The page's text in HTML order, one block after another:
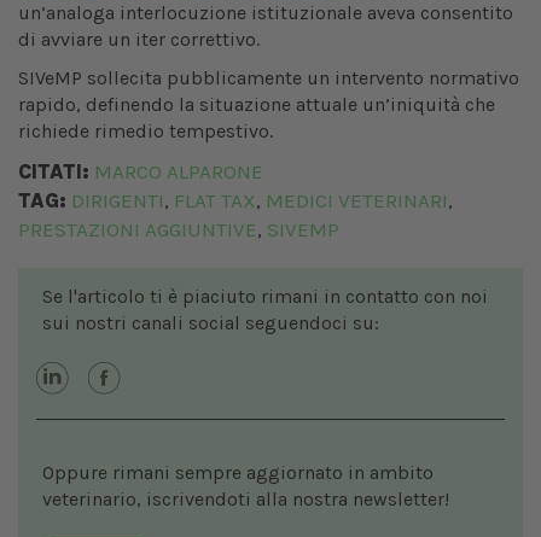
un’analoga interlocuzione istituzionale aveva consentito
di avviare un iter correttivo.
SIVeMP sollecita pubblicamente un intervento normativo
rapido, definendo la situazione attuale un’iniquità che
richiede rimedio tempestivo.
CITATI: MARCO ALPARONE
TAG: DIRIGENTI, FLAT TAX, MEDICI VETERINARI,
PRESTAZIONI AGGIUNTIVE, SIVEMP
Se l'articolo ti è piaciuto rimani in contatto con noi
sui nostri canali social seguendoci su:
Oppure rimani sempre aggiornato in ambito
veterinario, iscrivendoti alla nostra newsletter!